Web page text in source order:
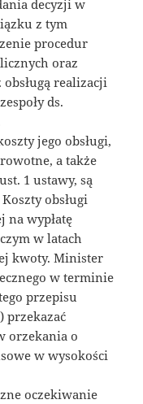
decyzji w
z tym
procedur
oraz
realizacji
ds.
jego obsługi,
a także
1 ustawy, są
obsługi
na wypłatę
w latach
kwoty. Minister
w terminie
przepisu
przekazać
orzekania o
w wysokości
oczekiwanie